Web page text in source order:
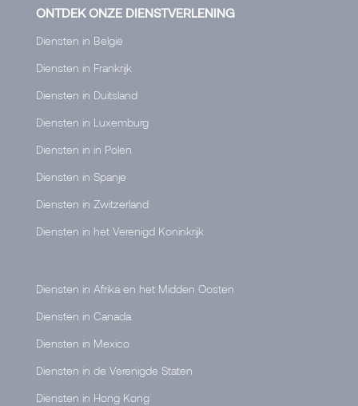
ONTDEK ONZE DIENSTVERLENING
Diensten in België
Diensten in Frankrijk
Diensten in Duitsland
Diensten in Luxemburg
Diensten in in Polen
Diensten in Spanje
Diensten in Zwitzerland
Diensten in het Verenigd Koninkrijk
Diensten in Afrika en het Midden Oosten
Diensten in Canada
Diensten in Mexico
Diensten in de Verenigde Staten
Diensten in Hong Kong